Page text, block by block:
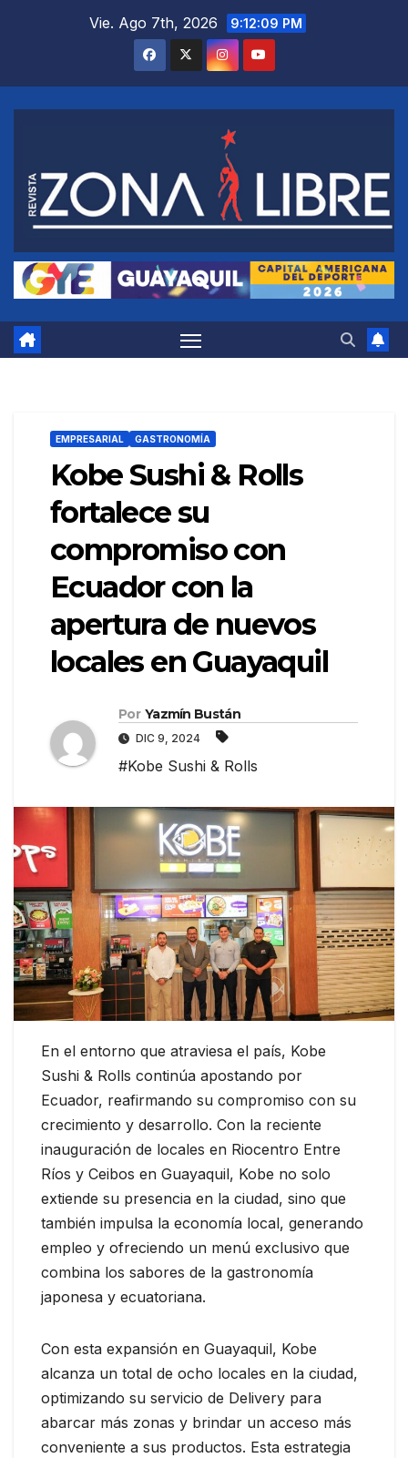
Vie. Ago 7th, 2026 9:12:10 PM
EMPRESARIAL GASTRONOMÍA
Kobe Sushi & Rolls
fortalece su
compromiso con
Ecuador con la
apertura de nuevos
locales en Guayaquil
Por Yazmín Bustán
DIC 9, 2024
#Kobe Sushi & Rolls
En el entorno que atraviesa el país, Kobe
Sushi & Rolls continúa apostando por
Ecuador, reafirmando su compromiso con su
crecimiento y desarrollo. Con la reciente
inauguración de locales en Riocentro Entre
Ríos y Ceibos en Guayaquil, Kobe no solo
extiende su presencia en la ciudad, sino que
también impulsa la economía local, generando
empleo y ofreciendo un menú exclusivo que
combina los sabores de la gastronomía
japonesa y ecuatoriana.
Con esta expansión en Guayaquil, Kobe
alcanza un total de ocho locales en la ciudad,
optimizando su servicio de Delivery para
abarcar más zonas y brindar un acceso más
conveniente a sus productos. Esta estrategia